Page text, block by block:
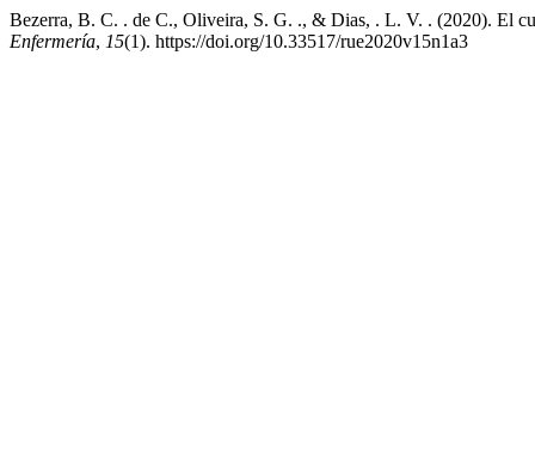
Bezerra, B. C. . de C., Oliveira, S. G. ., & Dias, . L. V. . (2020). El
Enfermería, 15(1). https://doi.org/10.33517/rue2020v15n1a3